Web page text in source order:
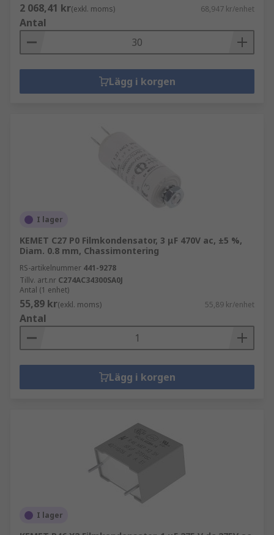
2 068,41 kr(exkl. moms) 68,947 kr/enhet
Antal
Lägg i korgen
I lager
KEMET C27 P0 Filmkondensator, 3 μF 470V ac, ±5 %,
Diam. 0.8 mm, Chassimontering
RS-artikelnummer 441-9278
Tillv. art.nr C274AC34300SA0J
Antal (1 enhet)
55,89 kr(exkl. moms) 55,89 kr/enhet
Antal
Lägg i korgen
I lager